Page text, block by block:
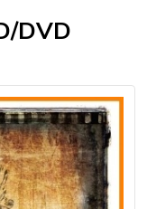
DVD